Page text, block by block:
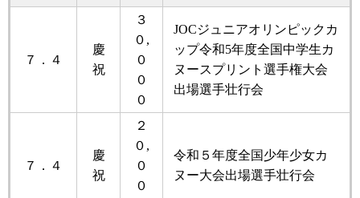
７．４
慶
祝
３
０,
０
０
０
JOCジュニアオリンピックカ
ップ令和5年度全国中学生カ
ヌースプリント選手権大会
出場選手壮行会
７．４
慶
祝
２
０,
０
０
令和５年度全国少年少女カ
ヌー大会出場選手壮行会